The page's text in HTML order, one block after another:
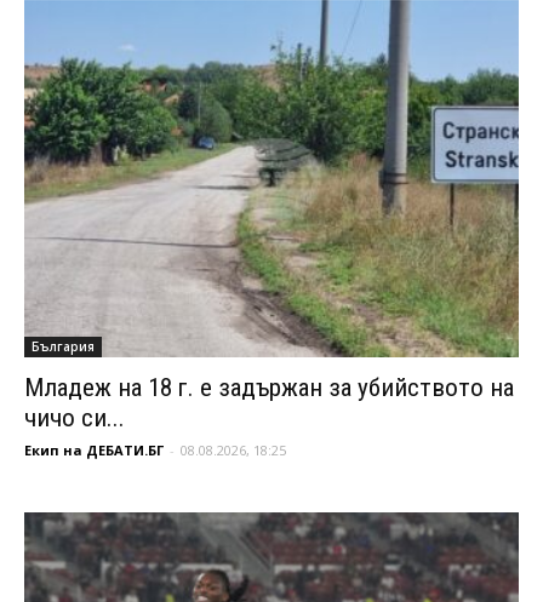
България
Младеж на 18 г. е задържан за убийството на
чичо си...
Екип на ДЕБАТИ.БГ - 08.08.2026, 18:25